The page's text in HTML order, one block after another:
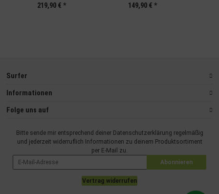
219,90 € * 149,90 € *
Surfer
Informationen
Folge uns auf
Bitte sende mir entsprechend deiner Datenschutzerklärung regelmäßig
und jederzeit widerruflich Informationen zu deinem Produktsortiment
per E-Mail zu.
Abonnieren
Vertrag widerrufen